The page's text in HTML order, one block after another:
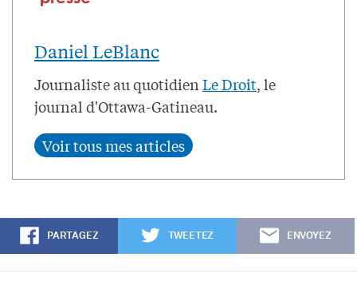
Daniel LeBlanc
Journaliste au quotidienLe Droit, le
journal d'Ottawa-Gatineau.
PARTAGEZ TWEETEZ ENVOYEZ